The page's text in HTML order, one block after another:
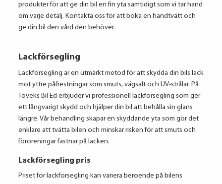
produkter för att ge din bil en fin yta samtidigt som vi tar hand
om varje detalj. Kontakta oss för att boka en handtvätt och
ge din bil den vård den behöver.
Lackförsegling
Lackförsegling är en utmärkt metod för att skydda din bils lack
mot yttre påfrestningar som smuts, vägsalt och UV-strålar. På
Toveks Bil Ed erbjuder vi professionell lackförsegling som ger
ett långvarigt skydd och hjälper din bil att behålla sin glans
längre. Vår behandling skapar en skyddande yta som gör det
enklare att tvätta bilen och minskar risken för att smuts och
föroreningar fastnar på lacken.
Lackförsegling pris
Priset för lackförsegling kan variera beroende på bilens